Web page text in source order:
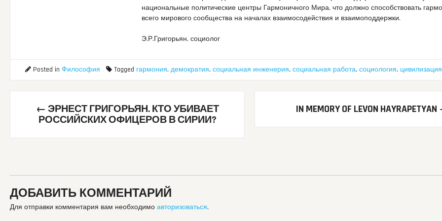
национальные политические центры Гармоничного Мира, что должно способствовать
всего мирового сообщества на началах взаимосодействия и взаимоподдержки.
Э.Р.Григорьян, социолог
Posted in Философия Tagged гармония, демократия, социальная инженерия, социальная работа, социология, цивилизация
navigation
← ЭРНЕСТ ГРИГОРЬЯН. КТО УБИВАЕТ
РОССИЙСКИХ ОФИЦЕРОВ В СИРИИ?
IN MEMORY OF LEVON HAYRAPETYAN
ДОБАВИТЬ КОММЕНТАРИЙ
Для отправки комментария вам необходимо авторизоваться.